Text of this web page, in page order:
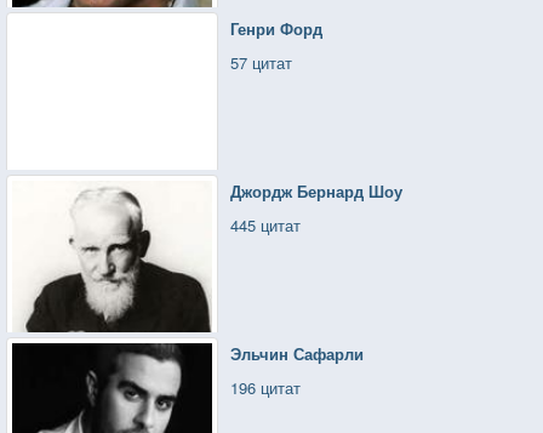
Генри Форд
57 цитат
Джордж Бернард Шоу
445 цитат
Эльчин Сафарли
196 цитат